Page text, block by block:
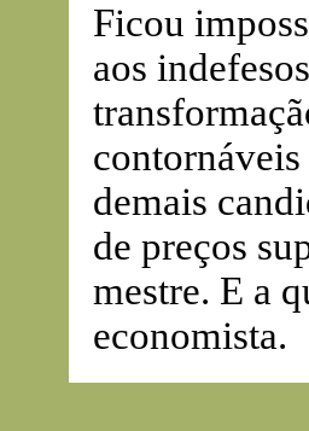
Ficou
aos
demais
de preços
mestre. E a
economista.